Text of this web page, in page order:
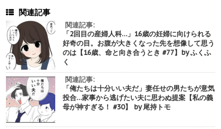
関連記事
関連記事:
「2回目の産婦人科…」16歳の妊婦に向けられる
好奇の目。お腹が大きくなった先を想像して思う
のは【16歳、命と向き合うとき #77】by ふくふ
く
関連記事:
「俺たちは十分いい夫だ」妻任せの男たちが意気
投合…家事から逃げたい夫に思わぬ提案【私の義
母が神すぎる！ #30】 by 尾持トモ